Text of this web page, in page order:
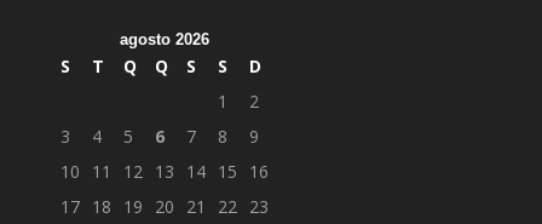
agosto 2026
S T Q Q S S
D
1
2
3
4 5 6 7 8
9
10
11 12 13 14 15
16
17 18 19 20 21 22 23